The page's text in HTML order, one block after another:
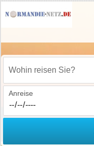
Wohin reisen Sie?
Anreise